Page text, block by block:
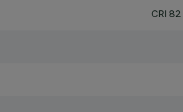
CRI 82